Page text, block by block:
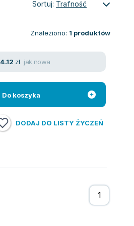
Sortuj: Trafność
Znaleziono: 1 produktów
4.12 zł jak nowa
Do koszyka
DODAJ DO LISTY ŻYCZEŃ